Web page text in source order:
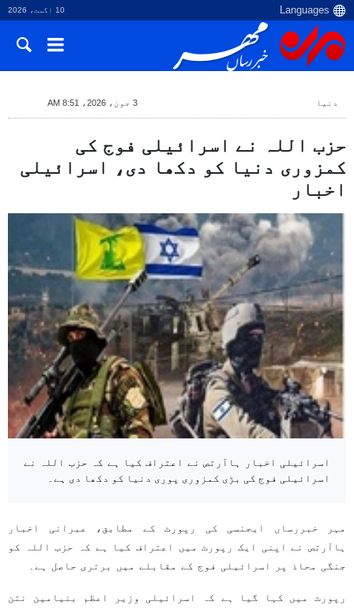
10 اگست، 2026
دنیا 3 جون، 2026، 8:51 AM
حزب اللہ نے اسرائیلی فوج کی
کمزوری دنیا کو دکھا دی، اسرائیلی
اخبار
اسرائیلی اخبار ہاآرتص نے اعتراف کیا ہے کہ حزب اللہ نے
اسرائیلی فوج کی بڑی کمزوری پوری دنیا کو دکھا دی ہے۔
مہر خبررساں ایجنسی کی رپورٹ کے مطابق، عبرانی اخبار
ہاآرتص نے اپنی ایک رپورٹ میں اعتراف کیا ہے کہ حزب اللہ کو
جنگی محاذ پر اسرائیلی فوج کے مقابلے میں برتری حاصل ہے۔
رپورٹ میں کہا گیا ہے کہ اسرائیلی وزیر اعظم بنیامین نتن